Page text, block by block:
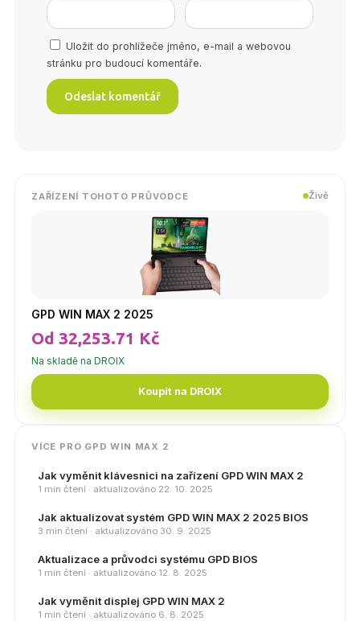
Uložit do prohlížeče jméno, e-mail a webovou
stránku pro budoucí komentáře.
ZAŘÍZENÍ TOHOTO PRŮVODCE Živě
GPD WIN MAX 2 2025
Od 32,253.71 Kč
Na skladě na DROIX
Koupit na DROIX
VÍCE PRO GPD WIN MAX 2
Jak vyměnit klávesnici na zařízení GPD WIN MAX 2
1 min čtení · aktualizováno 22. 10. 2025
Jak aktualizovat systém GPD WIN MAX 2 2025 BIOS
3 min čtení · aktualizováno 30. 9. 2025
Aktualizace a průvodci systému GPD BIOS
1 min čtení · aktualizováno 12. 8. 2025
Jak vyměnit displej GPD WIN MAX 2
1 min čtení · aktualizováno 6. 8. 2025